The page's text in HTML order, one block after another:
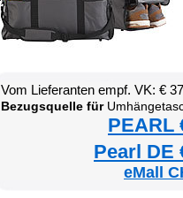
Vom Lieferanten empf. VK: €
Bezugsquelle für
PEARL
Pearl DE
eMall